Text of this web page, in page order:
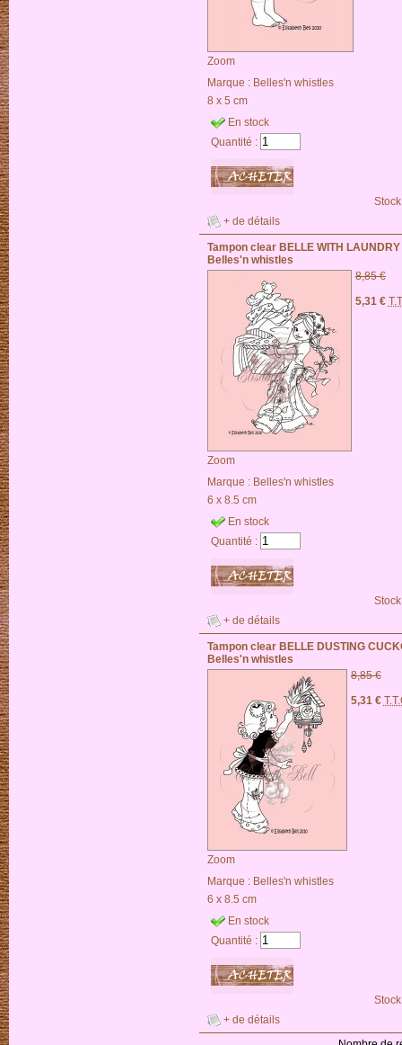
Zoom
Marque : Belles'n whistles
8 x 5 cm
En stock
Quantité :
+ de détails
Tampon clear BELLE WITH LAUNDRY
Belles'n whistles
8,85 €
5,31 €
Zoom
Marque : Belles'n whistles
6 x 8.5 cm
En stock
Quantité :
+ de détails
Tampon clear BELLE DUSTING
Belles'n whistles
8,85 €
5,31 €
Zoom
Marque : Belles'n whistles
6 x 8.5 cm
En stock
Quantité :
+ de détails